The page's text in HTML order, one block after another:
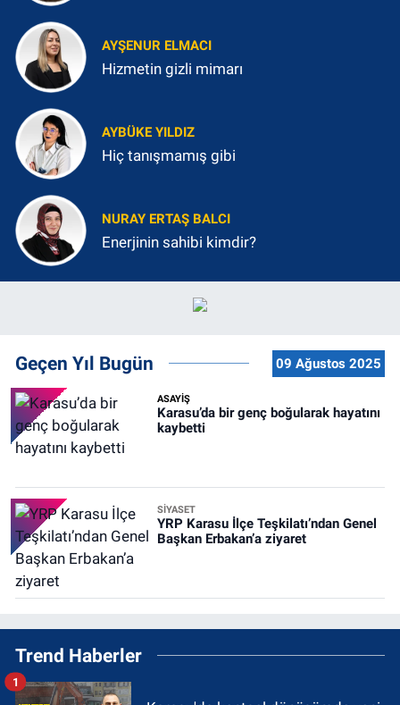
AYŞENUR ELMACI
Hizmetin gizli mimarı
AYBÜKE YILDIZ
Hiç tanışmamış gibi
NURAY ERTAŞ BALCI
Enerjinin sahibi kimdir?
Geçen Yıl Bugün 09 Ağustos 2025
ASAYİŞ
Karasu’da bir genç boğularak hayatını
kaybetti
SİYASET
YRP Karasu İlçe Teşkilatı’ndan Genel
Başkan Erbakan’a ziyaret
Trend Haberler
1